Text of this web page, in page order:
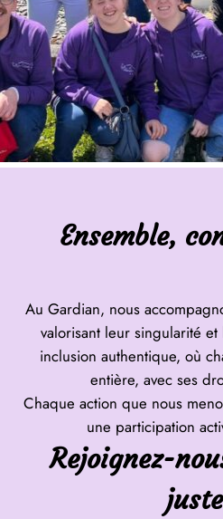
Ensemble,
Au Gardian, nous
valorisant leur singularité
inclusion authentique, où
entière, avec ses
Chaque action que nous
une participation
Rejoignez-